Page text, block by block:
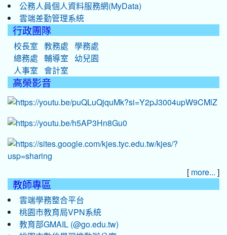
公務人員個人資料服務網(MyData)
雲端差勤管理系統
行政團隊
校長室 教務處
學務處
總務處
輔導室
幼兒園
人事室
會計室
高榮影音
[ more... ]
教師專區
雲端學務整合平台
桃園市教育局VPN系統
教育部GMAIL (@go.edu.tw)